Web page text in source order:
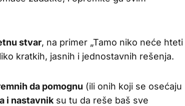
stvar, na primer „Tamo niko neće hteti
kratkih, jasnih i jednostavnih rešenja.
da pomognu (ili onih koji se osećaju
i nastavnik su tu da reše baš sve